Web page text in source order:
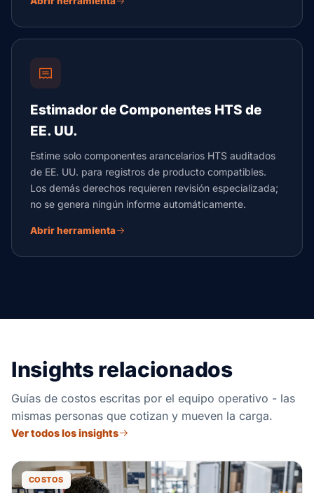
Estimador de Componentes HTS de
EE. UU.
Estime solo componentes arancelarios HTS auditados
de EE. UU. para registros de producto compatibles.
Los demás derechos requieren revisión especializada;
no se genera ningún informe automáticamente.
Abrir herramienta
Insights relacionados
Guías de costos escritas por el equipo operativo - las
mismas personas que cotizan y mueven la carga.
Ver todos los insights
COSTOS